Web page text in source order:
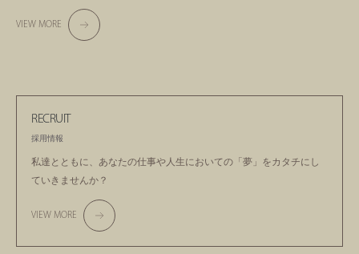
VIEW MORE
RECRUIT
採用情報
私達とともに、あなたの仕事や人生においての 「夢」をカタチにし
ていきませんか？
VIEW MORE